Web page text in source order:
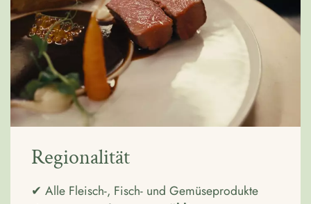
Regionalität
✔ Alle Fleisch-, Fisch- und Gemüseprodukte